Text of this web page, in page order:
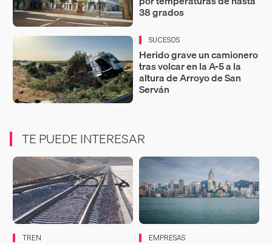
38 grados
SUCESOS
Herido grave un camionero
tras volcar en la A-5 a la
altura de Arroyo de San
Serván
TE PUEDE INTERESAR
TREN EMPRESAS